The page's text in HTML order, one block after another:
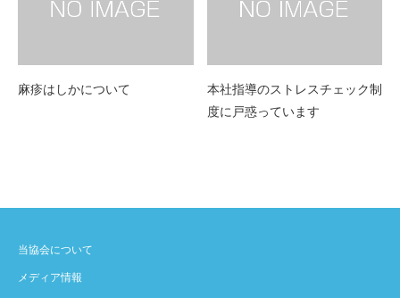
麻疹はしかについて
本社指導のストレスチェック制
度に戸惑っています
当協会について
メディア情報